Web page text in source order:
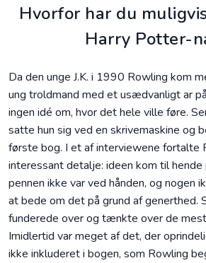
Hvorfor har du
Harry Potter-
Da den unge J.K. i 1990 Rowling kom
ung troldmand med et usædvanligt ar
ingen idé om, hvor det hele ville føre.
satte hun sig ved en skrivemaskine og
første bog. I et af interviewene fortalte
interessant detalje: ideen kom til
pennen ikke var ved hånden, og nogen
at bede om det på grund af generthed.
funderede over og tænkte over de
Imidlertid var meget af det, der
ikke inkluderet i bogen, som Rowling